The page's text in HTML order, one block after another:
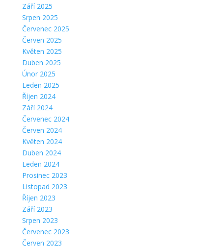
Září 2025
Srpen 2025
Červenec 2025
Červen 2025
Květen 2025
Duben 2025
Únor 2025
Leden 2025
Říjen 2024
Září 2024
Červenec 2024
Červen 2024
Květen 2024
Duben 2024
Leden 2024
Prosinec 2023
Listopad 2023
Říjen 2023
Září 2023
Srpen 2023
Červenec 2023
Červen 2023